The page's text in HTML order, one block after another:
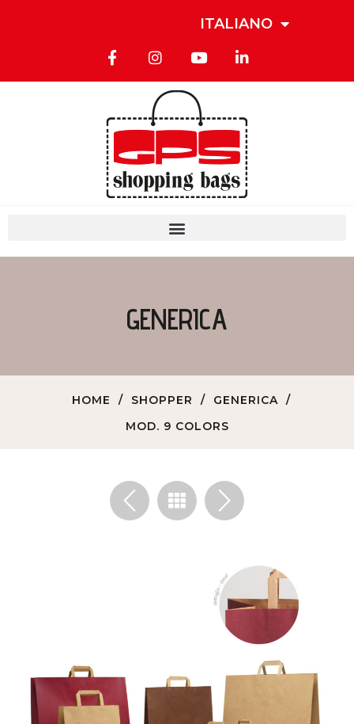
ITALIANO
GENERICA
HOME SHOPPER
GENERICA
MOD. 9 COLORS
< >